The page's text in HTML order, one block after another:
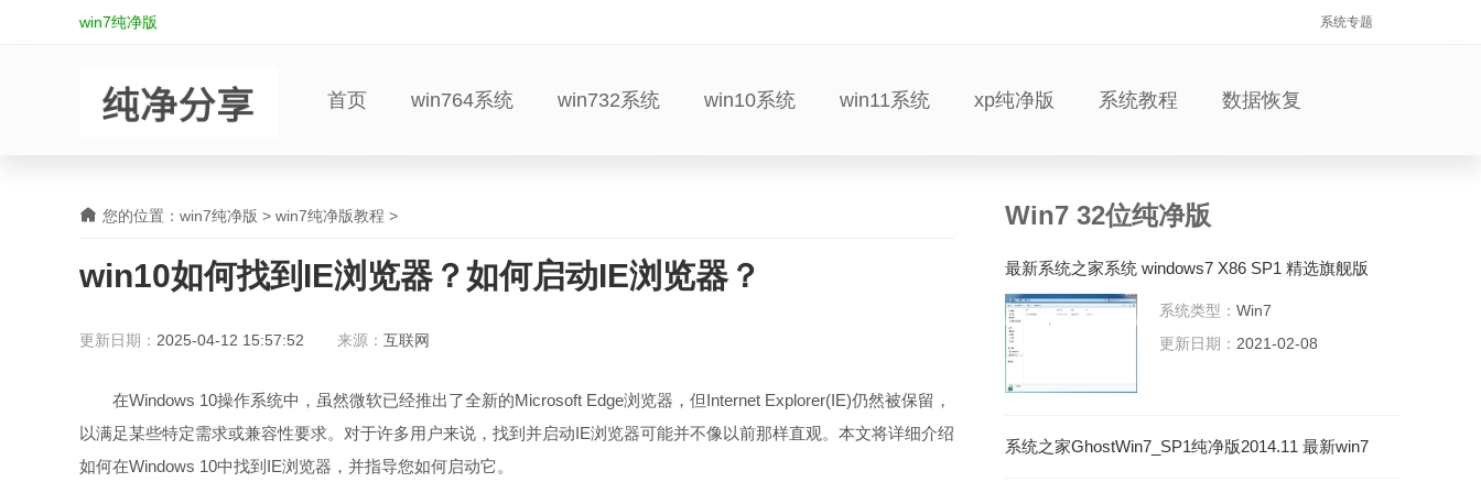
win7纯净版 系统专题
首页 win764系统 win732系统 win10系统 win11系统 xp纯净版 系统教程 数据恢复
您的位置： win7纯净版 > win7纯净版教程 >
win10如何找到IE浏览器？如何启动IE浏览器？
更新日期： 2025-04-12 15:57:52 来源： 互联网
在Windows 10操作系统中，虽然微软已经推出了全新的Microsoft Edge浏览器，但Internet Explorer(IE)仍然被保留，
以满足某些特定需求或兼容性要求。对于许多用户来说，找到并启动IE浏览器可能并不像以前那样直观。本文将详细介绍
如何在Windows 10中找到IE浏览器，并指导您如何启动它。
Win7 32位纯净版
最新系统之家系统 windows7 X86 SP1 精选旗舰版
系统类型： Win7
更新日期： 2021-02-08
系统之家GhostWin7_SP1纯净版2014.11 最新win7